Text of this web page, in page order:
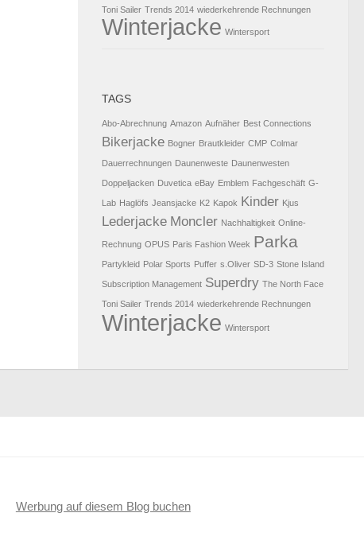
Toni Sailer Trends 2014 wiederkehrende Rechnungen
Winterjacke Wintersport
TAGS
Abo-Abrechnung Amazon Aufnäher Best Connections
Bikerjacke Bogner Brautkleider CMP Colmar
Dauerrechnungen Daunenweste Daunenwesten
Doppeljacken Duvetica eBay Emblem Fachgeschäft G-
Lab Haglöfs Jeansjacke K2 Kapok Kinder Kjus
Lederjacke Moncler Nachhaltigkeit Online-
Rechnung OPUS Paris Fashion Week Parka
Partykleid Polar Sports Puffer s.Oliver SD-3 Stone Island
Subscription Management Superdry The North Face
Toni Sailer Trends 2014 wiederkehrende Rechnungen
Winterjacke Wintersport
Werbung auf diesem Blog buchen